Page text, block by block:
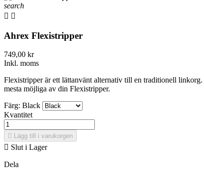
search
 
Ahrex Flexistripper
749,00 kr
Inkl. moms
Flexistripper är ett lättanvänt alternativ till en traditionell
mesta möjliga av din Flexistripper.
Färg: Black
Kvantitet
 Lägg till i varukorgen
 Slut i Lager
Dela